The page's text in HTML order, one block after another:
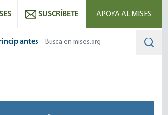
SUSCRÍBETE APOYA AL MISES